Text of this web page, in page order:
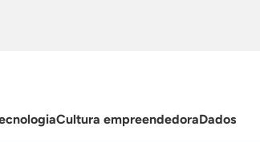
Cultura empreendedoraDados